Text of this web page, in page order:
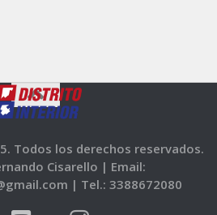
Todos los derechos reservados.
Cisarello | Email:
| Tel.: 3388672080